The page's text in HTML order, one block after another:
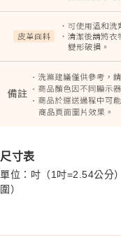
尺寸表
單位：吋（1吋=2.54公分
圍）